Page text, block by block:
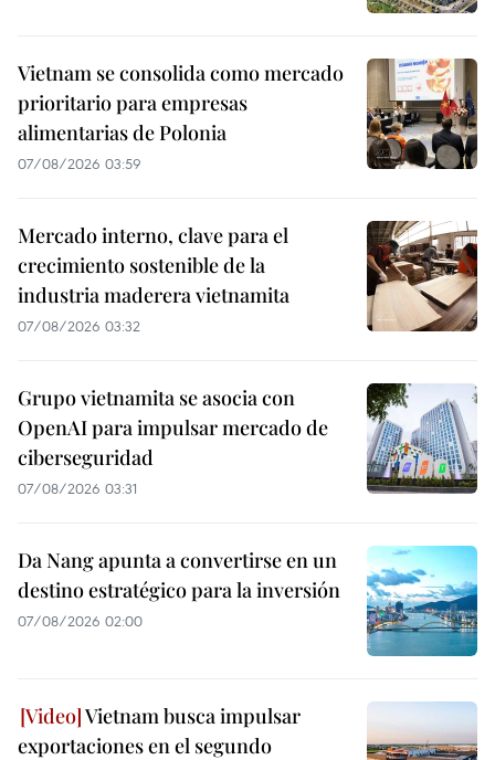
Vietnam se consolida como mercado
prioritario para empresas
alimentarias de Polonia
07/08/2026 03:59
Mercado interno, clave para el
crecimiento sostenible de la
industria maderera vietnamita
07/08/2026 03:32
Grupo vietnamita se asocia con
OpenAI para impulsar mercado de
ciberseguridad
07/08/2026 03:31
Da Nang apunta a convertirse en un
destino estratégico para la inversión
07/08/2026 02:00
Vietnam busca impulsar
exportaciones en el segundo